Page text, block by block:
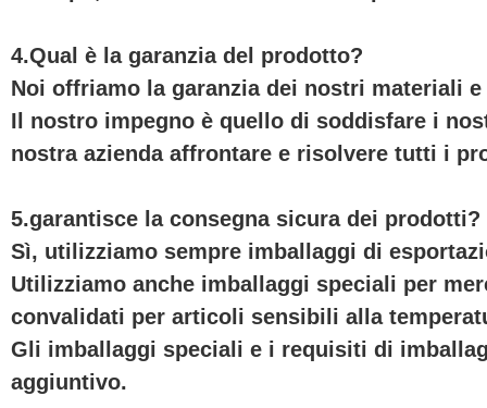
4.Qual è la garanzia del prodotto?
Noi offriamo la garanzia dei nostri materiali
Il nostro impegno è quello di soddisfare i
nostra azienda affrontare e risolvere tutti i
5.garantisce la consegna sicura dei prodotti?
Sì, utilizziamo sempre imballaggi di
Utilizziamo anche imballaggi speciali per
convalidati per articoli sensibili alla
Gli imballaggi speciali e i requisiti di
aggiuntivo.